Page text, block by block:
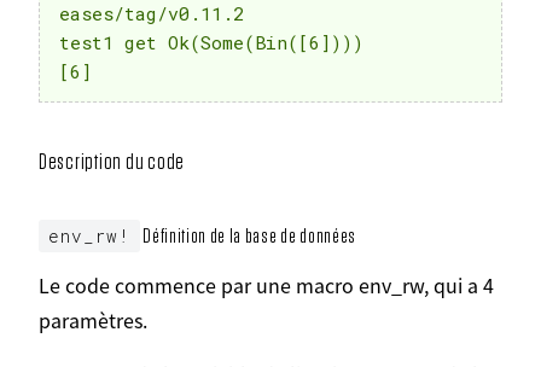
eases/tag/v0.11.2
test1 get Ok(Some(Bin([6])))
Description du code
env_rw! Définition de la base de données
Le code commence par une macro env_rw, qui a 4
paramètres.